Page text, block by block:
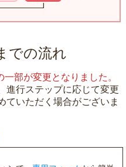
での流れ
部が変更となりました。
進行ステップに応じて変更
ていただく場合がございま